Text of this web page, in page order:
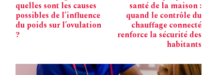
quelles sont les causes
possibles de l’influence
du poids sur l’ovulation
?
santé de la maison :
quand le contrôle du
chauffage connecté
renforce la sécurité des
habitants